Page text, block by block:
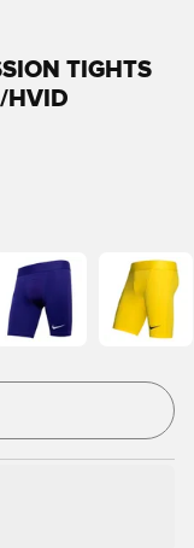
TIGHTS
HVID
dig som medlem